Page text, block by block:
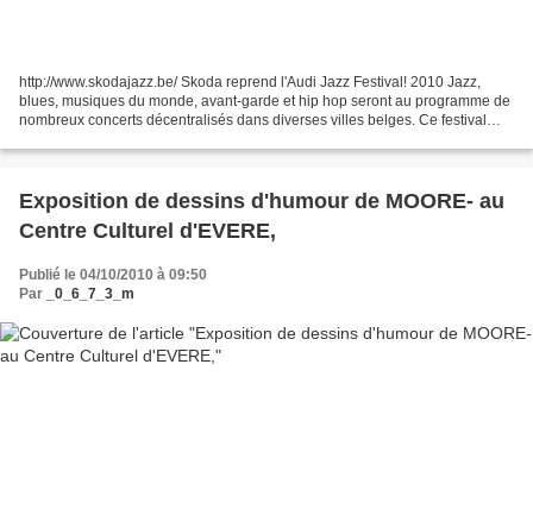
http://www.skodajazz.be/ Skoda reprend l'Audi Jazz Festival! 2010 Jazz,
blues, musiques du monde, avant-garde et hip hop seront au programme de
nombreux concerts décentralisés dans diverses villes belges. Ce festival
Exposition de dessins d'humour de MOORE- au
Centre Culturel d'EVERE,
Publié le 04/10/2010 à 09:50
Par
_0_6_7_3_m